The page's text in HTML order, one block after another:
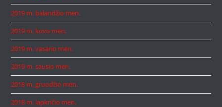
2019 m. balandžio mėn.
2019 m. kovo mėn.
2019 m. vasario mėn.
2019 m. sausio mėn.
2018 m. gruodžio mėn.
2018 m. lapkričio mėn.